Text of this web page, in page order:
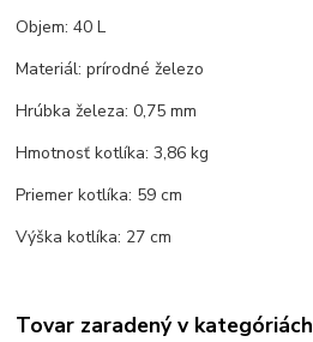
Objem: 40 L
Materiál: prírodné železo
Hrúbka železa: 0,75 mm
Hmotnosť kotlíka: 3,86 kg
Priemer kotlíka: 59 cm
Výška kotlíka: 27 cm
Tovar zaradený v kategóriách